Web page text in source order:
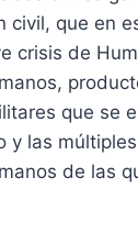
civil, que en
crisis de
que se
y las
de las